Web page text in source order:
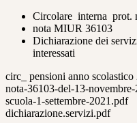
Circolare interna prot.
nota MIUR 36103
Dichiarazione dei
interessati
circ_ pensioni anno
nota-36103-del-13-
scuola-1-settembre-2021.pdf
dichiarazione.servizi.pdf